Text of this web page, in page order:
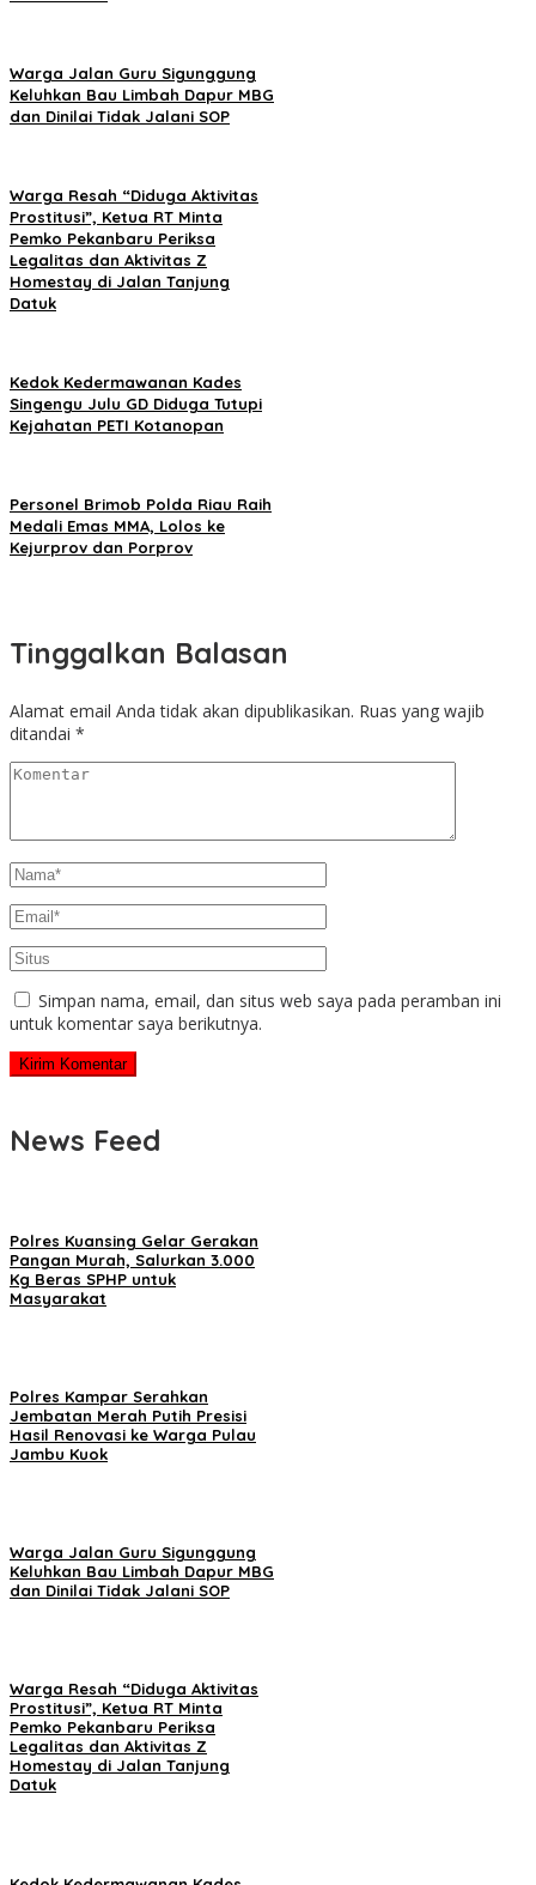
Warga Jalan Guru Sigunggung
Keluhkan Bau Limbah Dapur MBG
dan Dinilai Tidak Jalani SOP
Warga Resah “Diduga Aktivitas
Prostitusi”, Ketua RT Minta
Pemko Pekanbaru Periksa
Legalitas dan Aktivitas Z
Homestay di Jalan Tanjung
Datuk
Kedok Kedermawanan Kades
Singengu Julu GD Diduga Tutupi
Kejahatan PETI Kotanopan
Personel Brimob Polda Riau Raih
Medali Emas MMA, Lolos ke
Kejurprov dan Porprov
Tinggalkan Balasan
Alamat email Anda tidak akan dipublikasikan. Ruas yang wajib
ditandai *
Simpan nama, email, dan situs web saya pada peramban ini
untuk komentar saya berikutnya.
News Feed
Polres Kuansing Gelar Gerakan
Pangan Murah, Salurkan 3.000
Kg Beras SPHP untuk
Masyarakat
Polres Kampar Serahkan
Jembatan Merah Putih Presisi
Hasil Renovasi ke Warga Pulau
Jambu Kuok
Warga Jalan Guru Sigunggung
Keluhkan Bau Limbah Dapur MBG
dan Dinilai Tidak Jalani SOP
Warga Resah “Diduga Aktivitas
Prostitusi”, Ketua RT Minta
Pemko Pekanbaru Periksa
Legalitas dan Aktivitas Z
Homestay di Jalan Tanjung
Datuk